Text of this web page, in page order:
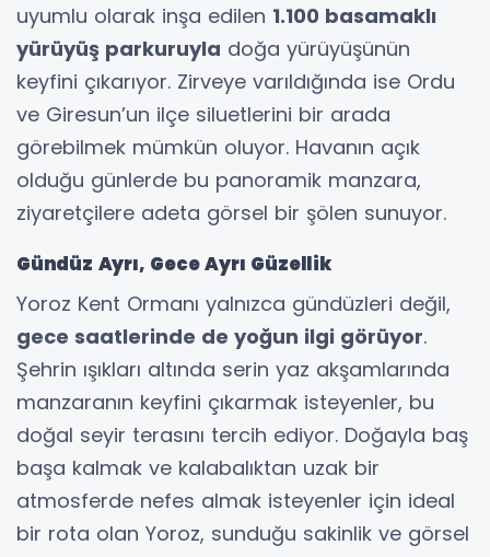
uyumlu olarak inşa edilen 1.100 basamaklı
yürüyüş parkuruyla doğa yürüyüşünün
keyfini çıkarıyor. Zirveye varıldığında ise Ordu
ve Giresun’un ilçe siluetlerini bir arada
görebilmek mümkün oluyor. Havanın açık
olduğu günlerde bu panoramik manzara,
ziyaretçilere adeta görsel bir şölen sunuyor.
Gündüz Ayrı, Gece Ayrı Güzellik
Yoroz Kent Ormanı yalnızca gündüzleri değil,
gece saatlerinde de yoğun ilgi görüyor.
Şehrin ışıkları altında serin yaz akşamlarında
manzaranın keyfini çıkarmak isteyenler, bu
doğal seyir terasını tercih ediyor. Doğayla baş
başa kalmak ve kalabalıktan uzak bir
atmosferde nefes almak isteyenler için ideal
bir rota olan Yoroz, sunduğu sakinlik ve görsel